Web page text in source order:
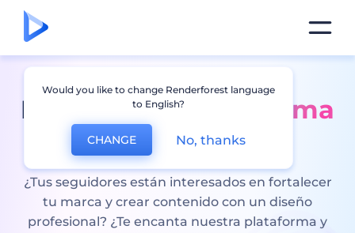
Renderforest
Programa
de Embajadores
¿Tus seguidores están interesados en fortalecer
tu marca y crear contenido con un diseño
profesional? ¿Te encanta nuestra plataforma y
Would you like to change Renderforest language
to English?
CHANGE No, thanks